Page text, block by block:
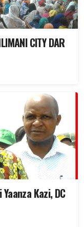
CITY DAR
Kazi, DC